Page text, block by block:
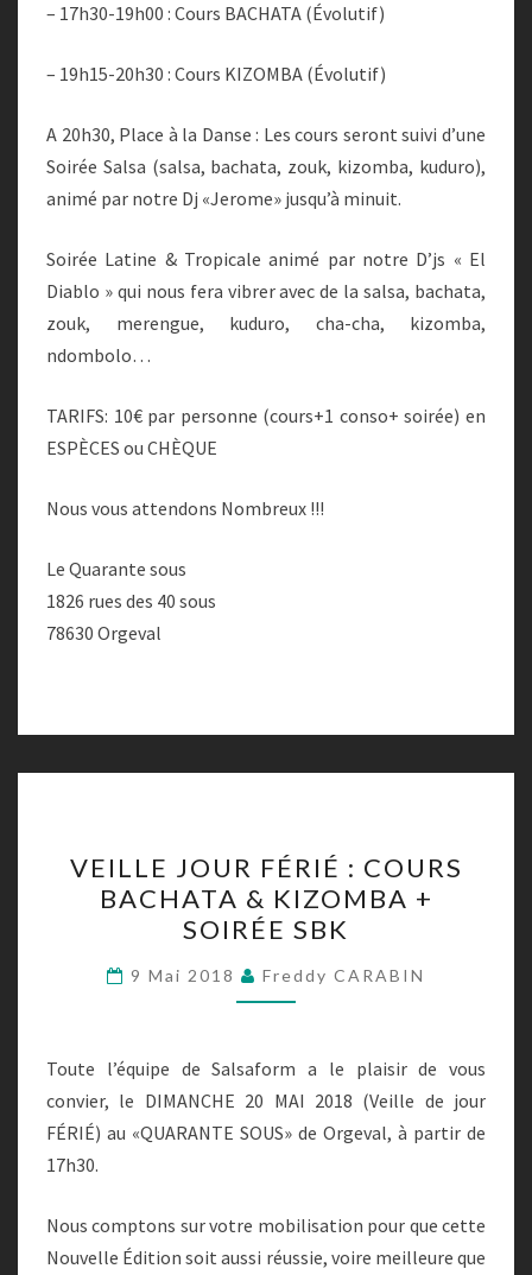
– 17h30-19h00 : Cours BACHATA (Évolutif)
– 19h15-20h30 : Cours KIZOMBA (Évolutif)
A 20h30, Place à la Danse : Les cours seront suivi d’une
Soirée Salsa (salsa, bachata, zouk, kizomba, kuduro),
animé par notre Dj «Jerome» jusqu’à minuit.
Soirée Latine & Tropicale animé par notre D’js « El
Diablo » qui nous fera vibrer avec de la salsa, bachata,
zouk, merengue, kuduro, cha-cha, kizomba,
ndombolo…
TARIFS: 10€ par personne (cours+1 conso+ soirée) en
ESPÈCES ou CHÈQUE
Nous vous attendons Nombreux !!!
Le Quarante sous
1826 rues des 40 sous
78630 Orgeval
JOUR
FÉRIÉ
COURS
BACHATA
KIZOMBA
+
SOIRÉE
VEILLE JOUR FÉRIÉ : COURS
BACHATA & KIZOMBA +
SOIRÉE SBK
9 Mai 2018 Freddy CARABIN
Toute l’équipe de Salsaform a le plaisir de vous
convier, le DIMANCHE 20 MAI 2018 (Veille de jour
FÉRIÉ) au «QUARANTE SOUS» de Orgeval, à partir de
17h30.
Nous comptons sur votre mobilisation pour que cette
Nouvelle Édition soit aussi réussie, voire meilleure que